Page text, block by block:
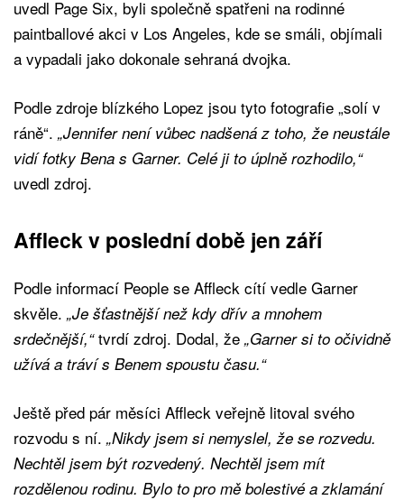
uvedl Page Six, byli společně spatřeni na rodinné
paintballové akci v Los Angeles, kde se smáli, objímali
a vypadali jako dokonale sehraná dvojka.
Podle zdroje blízkého Lopez jsou tyto fotografie „solí v
ráně“. „Jennifer není vůbec nadšená z toho, že neustále
vidí fotky Bena s Garner. Celé ji to úplně rozhodilo,“
uvedl zdroj.
Affleck v poslední době jen září
Podle informací People se Affleck cítí vedle Garner
skvěle. „Je šťastnější než kdy dřív a mnohem
srdečnější,“tvrdí zdroj. Dodal, že „Garner si to očividně
užívá a tráví s Benem spoustu času.“
Ještě před pár měsíci Affleck veřejně litoval svého
rozvodu s ní. „Nikdy jsem si nemyslel, že se rozvedu.
Nechtěl jsem být rozvedený. Nechtěl jsem mít
rozdělenou rodinu. Bylo to pro mě bolestivé a zklamání